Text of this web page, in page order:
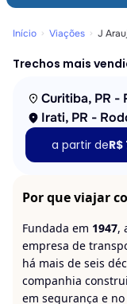
Início Viações J
Trechos mais
Irati, PR -
a partir de
Por que viajar
Fundada em 1947,
empresa de
há mais de seis
companhia
em segurança e